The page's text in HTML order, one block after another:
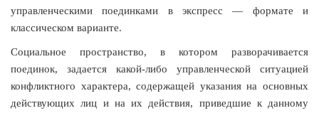
управленческими поединками в экспресс — формате и
классическом варианте.
Социальное пространство, в котором разворачивается
поединок, задается какой-либо управленческой ситуацией
конфликтного характера, содержащей указания на основных
действующих лиц и на их действия, приведшие к данному